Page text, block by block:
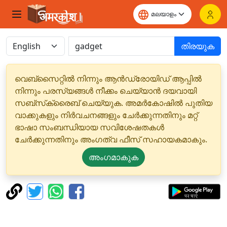
തിരയുക
വെബ്‌സൈറ്റിൽ നിന്നും ആൻഡ്രോയിഡ് ആപ്പിൽ
നിന്നും പരസ്യങ്ങൾ നീക്കം ചെയ്യാൻ ദയവായി
സബ്‌സ്‌ക്രൈബ് ചെയ്യുക. അമർകോഷിൽ പുതിയ
വാക്കുകളും നിർവചനങ്ങളും ചേർക്കുന്നതിനും മറ്റ്
ഭാഷാ സംബന്ധിയായ സവിശേഷതകൾ
ചേർക്കുന്നതിനും അംഗത്വ ഫീസ് സഹായകമാകും.
അംഗമാകുക